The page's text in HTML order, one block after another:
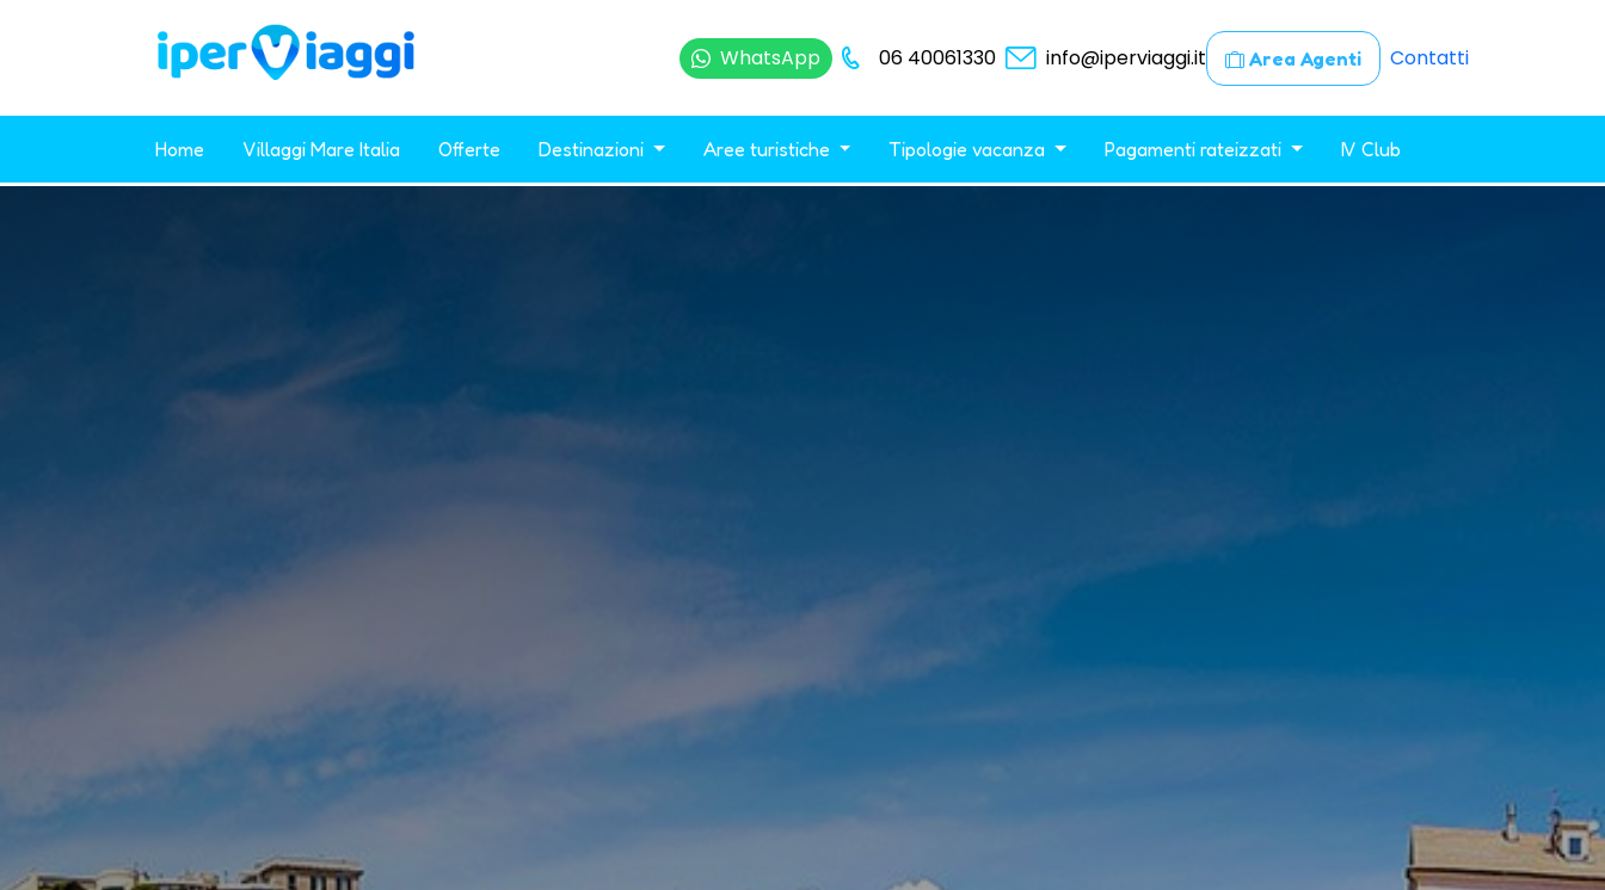
WhatsApp 06 40061330 info@iperviaggi.it Area Agenti Contatti
Home Villaggi Mare Italia Offerte Destinazioni Aree turistiche Tipologie vacanza Pagamenti rateizzati IV Club